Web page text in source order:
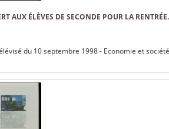
AUX ÉLÈVES DE SECONDE POUR LA RENTRÉE.
du 10 septembre 1998 - Economie et